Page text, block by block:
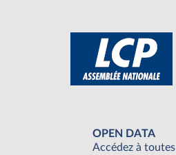
OPEN DATA
Accédez à toutes